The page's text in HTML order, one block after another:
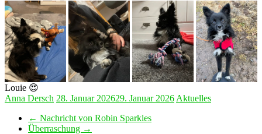
Louie 😍
Anna Dersch 28. Januar 202629. Januar 2026 Aktuelles
← Nachricht von Robin Sparkles
Überraschung →